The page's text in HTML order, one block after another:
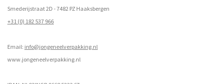
Smederijstraat 2D - 7482 PZ Haaksbergen
+31 (0) 182 537 966
Email: info@jongeneelverpakking.nl
www.jongeneelverpakking.nl